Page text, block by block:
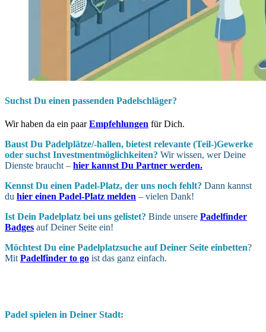
Suchst Du einen passenden Padelschläger?
Wir haben da ein paarEmpfehlungen für Dich.
Baust Du Padel­plätze/-hallen, bietest relevante (Teil-)Gewerke
oder suchst In­vest­ment­möglich­keiten? Wir wissen, wer Deine
Dienste braucht – hier kannst Du Partner werden.
Kennst Du einen Padel-Platz, der uns noch fehlt? Dann kannst
du hier einen Padel-Platz melden – vielen Dank!
Ist Dein Padel­platz bei uns gelistet? Binde unsere Padelfinder
Badges auf Deiner Seite ein!
Möchtest Du eine Padel­platz­suche auf Deiner Seite ein­betten?
Mit Padelfinder to go ist das ganz einfach.
Padel spielen in Deiner Stadt: